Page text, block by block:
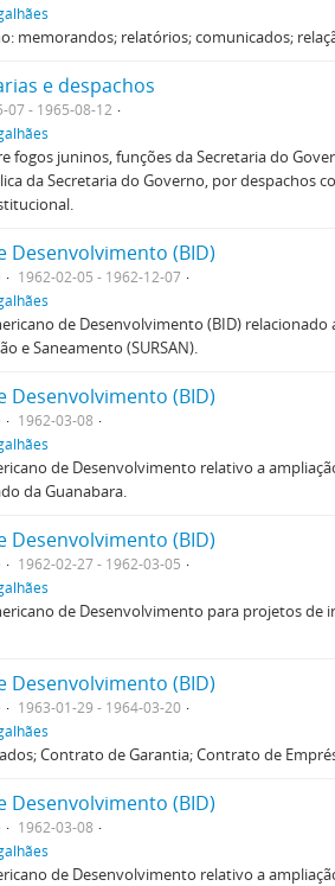
memorandos; relatórios; comunicados;
e despachos
07 - 1965-08-12
fogos juninos, funções da Secretaria do
da Secretaria do Governo, por despachos
Desenvolvimento (BID)
1962-02-05 - 1962-12-07
de Desenvolvimento (BID) relacionado
e Saneamento (SURSAN).
Desenvolvimento (BID)
1962-03-08
de Desenvolvimento relativo a
da Guanabara.
Desenvolvimento (BID)
1962-02-27 - 1962-03-05
de Desenvolvimento para projetos de
Desenvolvimento (BID)
1963-01-29 - 1964-03-20
Contrato de Garantia; Contrato de
Desenvolvimento (BID)
1962-03-08
de Desenvolvimento relativo a